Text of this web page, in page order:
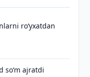
ro‘yxatdan
so‘m ajratdi